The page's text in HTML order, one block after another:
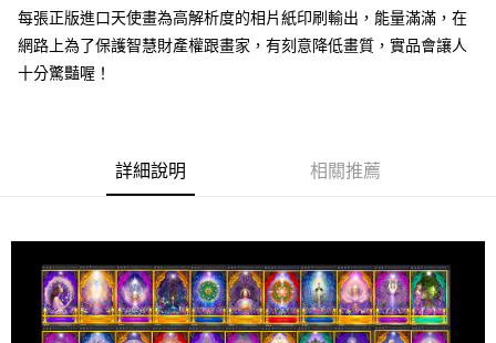
全家取貨付款
每筆NT$80，滿NT$3,000(含以上)免運費
每筆NT$80，滿NT$3,000(含以上)免運費
郵局幫你送（離島）
每筆NT$80，滿NT$3,000(含以上)免運費
每張正版進口天使畫為高解析度的相片紙印刷輸出，能量滿滿，在
網路上為了保護智慧財產權跟畫家，有刻意降低畫質，實品會讓人
十分驚豔喔！
詳細說明 相關推薦